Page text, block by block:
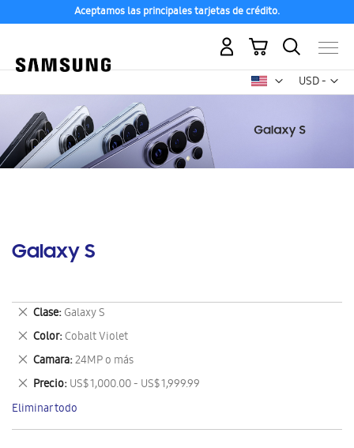
Aceptamos las principales tarjetas de crédito.
USD -
dólar
Mi carrito
Galaxy S
Clase Galaxy S
Eliminar
este
artículo
Color Cobalt Violet
Eliminar
este
artículo
Camara 24MP o más
Eliminar
este
artículo
Precio US$ 1,000.00 - US$ 1,999.99
Eliminar
este
artículo
Eliminar todo